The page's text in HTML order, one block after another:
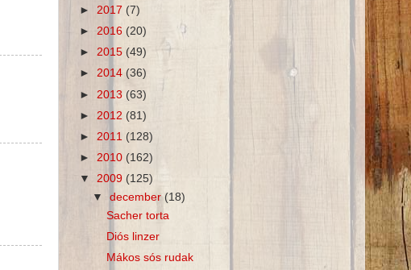
► 2017 (7)
► 2016 (20)
► 2015 (49)
► 2014 (36)
► 2013 (63)
► 2012 (81)
► 2011 (128)
► 2010 (162)
▼ 2009 (125)
▼december (18)
Sacher torta
Diós linzer
Mákos sós rudak